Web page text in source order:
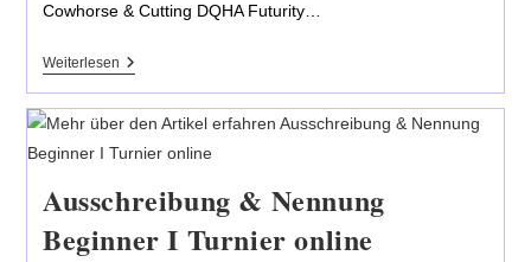
Cowhorse & Cutting DQHA Futurity…
WeiterlesenDie
Summer
Days
10.-12.07.2025
Ausschreibung & Nennung
Beginner I Turnier online